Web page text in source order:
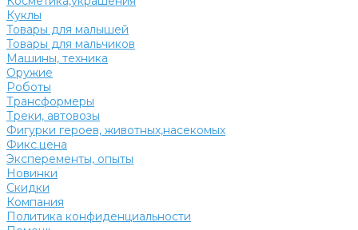
Куклы
Товары для малышей
Товары для мальчиков
Машины, техника
Оружие
Роботы
Трансформеры
Треки, автовозы
Фигурки героев, животных,насекомых
Фикс.цена
Эксперементы, опыты
Новинки
Скидки
Компания
Политика конфиденциальности